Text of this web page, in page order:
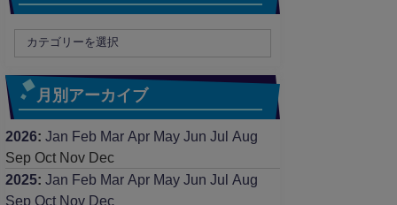
月別アーカイブ
2026: Jan Feb Mar Apr May Jun Jul
Aug
Sep Oct Nov Dec
2025: Jan Feb Mar Apr May Jun Jul
Aug
Sep Oct Nov Dec